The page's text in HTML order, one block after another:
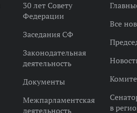
30 лет Совету
Федерации
Заседания СФ
Законодательная
деятельность
Документы
Межпарламентская
деятельность
Все
в